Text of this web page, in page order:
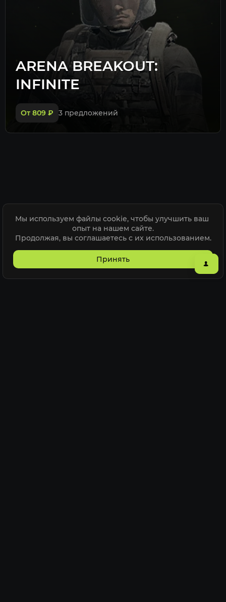
ARENA BREAKOUT:
INFINITE
От 809 ₽ 3 предложений
Мы используем файлы cookie, чтобы улучшить ваш
опыт на нашем сайте.
Продолжая, вы соглашаетесь с их использованием.
Принять